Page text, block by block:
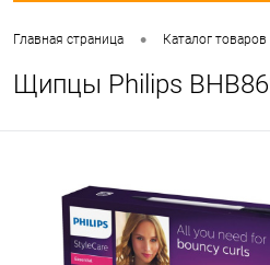
Главная страница • Каталог товаров
Щипцы Philips